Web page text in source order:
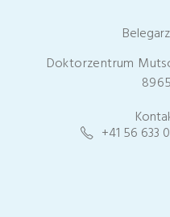
Doktorzentrum
+41 56 633